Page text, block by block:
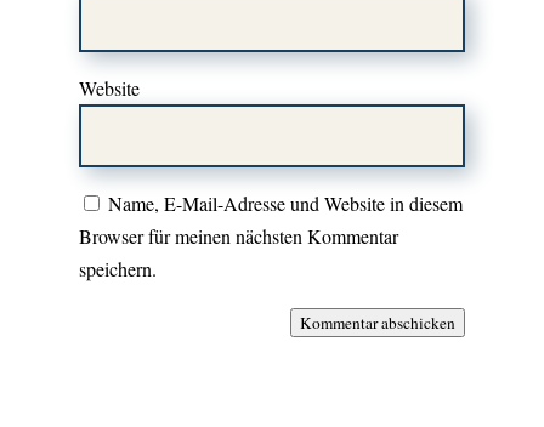
Website
Name, E-Mail-Adresse und Website in diesem
Browser für meinen nächsten Kommentar
speichern.
Kommentar abschicken